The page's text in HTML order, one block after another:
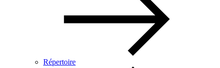
Répertoire